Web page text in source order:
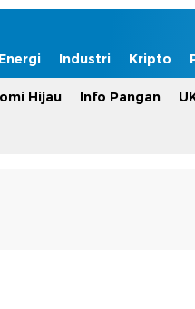
Energi Industri Kripto
Hijau Info Pangan